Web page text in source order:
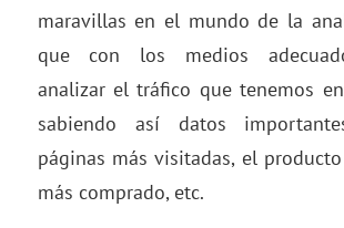
maravillas en el mundo de la
que con los medios
analizar el tráfico que tenemos
sabiendo así datos
páginas más visitadas, el
más comprado, etc.